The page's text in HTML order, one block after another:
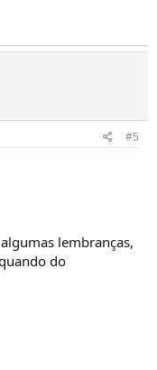
#5
lembranças,
do